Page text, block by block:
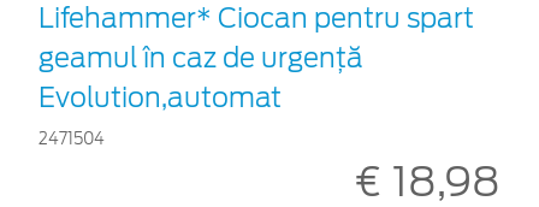
Lifehammer* Ciocan pentru spart
geamul în caz de urgenţă
Evolution,automat
2471504
€ 18,98